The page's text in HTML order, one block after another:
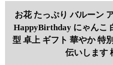
お花 たっぷり バルーン
HappyBirthday にゃんこ
型 卓上 ギフト 華やか 特
伝いします